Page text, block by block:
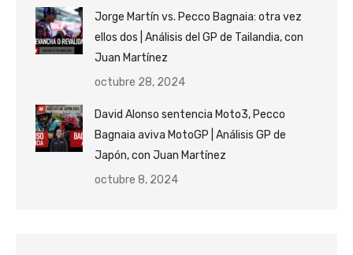
Jorge Martín vs. Pecco Bagnaia: otra vez
ellos dos | Análisis del GP de Tailandia, con
Juan Martínez
octubre 28, 2024
David Alonso sentencia Moto3, Pecco
Bagnaia aviva MotoGP | Análisis GP de
Japón, con Juan Martínez
octubre 8, 2024